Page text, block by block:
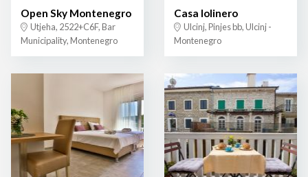
Open Sky Montenegro
Utjeha, 2522+C6F, Bar
Municipality, Montenegro
Casa lolinero
Ulcinj, Pinjes bb, Ulcinj -
Montenegro